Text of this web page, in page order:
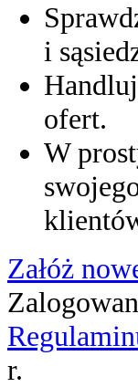
i
ofert.
W
Załóż
r.